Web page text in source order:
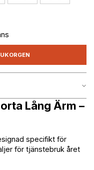
Lång Ärm –
specifikt för
för tjänstebruk året